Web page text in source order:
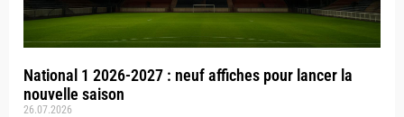
National 1 2026-2027 : neuf affiches pour lancer la
nouvelle saison
26.07.2026